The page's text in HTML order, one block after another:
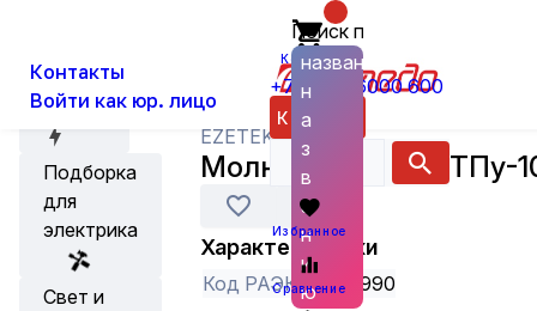
Контакты
Войти как юр. лицо
Корзина
+7 (800) 6000 600
Каталог
Поиск по
названию
н
а
з
в
а
н
и
ю
Избранное
Сравнение
Акции
Подборка
для
электрика
Свет и
Кабеленесущие системы и
EZETEK
Молниеотвод СМТПу-
Характеристики
Код РАЭК 2625990